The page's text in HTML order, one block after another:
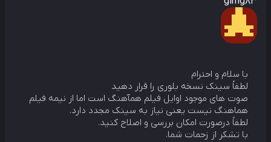
با سلام و احترام
لطفاً سینک نسخه بلوری را قرار دهید
صوت های موجود اوایل فیلم همآهنگ است اما از نیمه فیلم
هماهنگ نیست یعنی نیاز به سینک مجدد دارد.
لطفاً درصورت امکان بررسی و اصلاح کنید.
با تشکر از زحمات شما.